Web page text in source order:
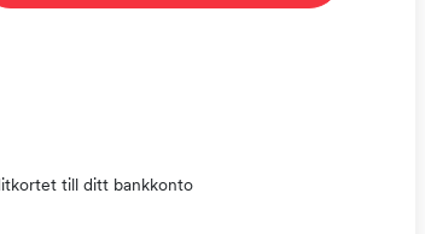
till ditt bankkonto